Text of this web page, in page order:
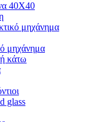
40Χ40
μηχάνημα
μηχάνημα
κάτω
glass